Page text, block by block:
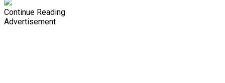
Continue Reading
Advertisement